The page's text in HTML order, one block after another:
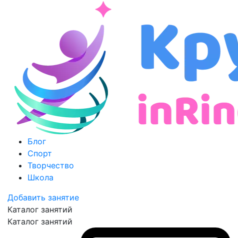
Блог
Спорт
Творчество
Школа
Добавить занятие
Каталог занятий
Каталог занятий